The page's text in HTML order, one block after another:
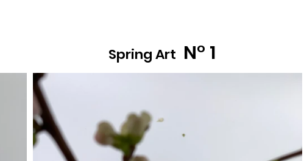
Spring Art N° 1